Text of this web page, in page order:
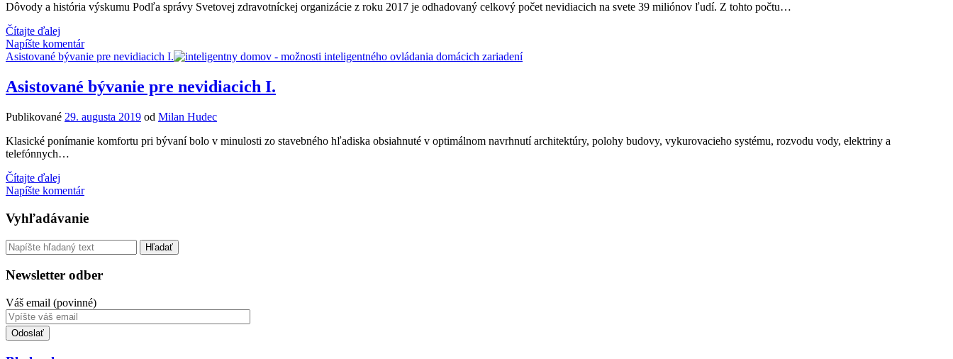
Dôvody a história výskumu Podľa správy Svetovej zdravotníckej organizácie z roku 2017 je odhadovaný celkový počet nevidiacich na svete 39 miliónov ľudí. Z tohto počtu…
Čítajte ďalej
bývanie
pre
Napíšte komentár
Asistované bývanie pre nevidiacich I.
Asistované bývanie pre nevidiacich I.
Publikované 29. augusta 2019 od Milan Hudec
Klasické ponímanie komfortu pri bývaní bolo v minulosti zo stavebného hľadiska obsiahnuté v optimálnom navrhnutí architektúry, polohy budovy, vykurovacieho systému, rozvodu vody, elektriny a
telefónnych…
Čítajte ďalej
bývanie
nevidiacich
Napíšte komentár
Sidebar
Vyhľadávanie
Vyhľadávanie
Newsletter odber
Váš email (povinné)
Toto
pole
nevyplňujte.